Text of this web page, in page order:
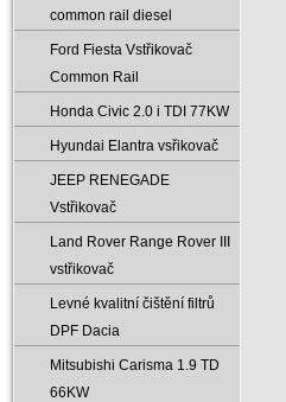
common rail diesel
Ford Fiesta Vstřikovač
Common Rail
Honda Civic 2.0 i TDI 77KW
Hyundai Elantra vsřikovač
JEEP RENEGADE
Vstřikovač
Land Rover Range Rover III
vstřikovač
Levné kvalitní čištění filtrů
DPF Dacia
Mitsubishi Carisma 1.9 TD
66KW